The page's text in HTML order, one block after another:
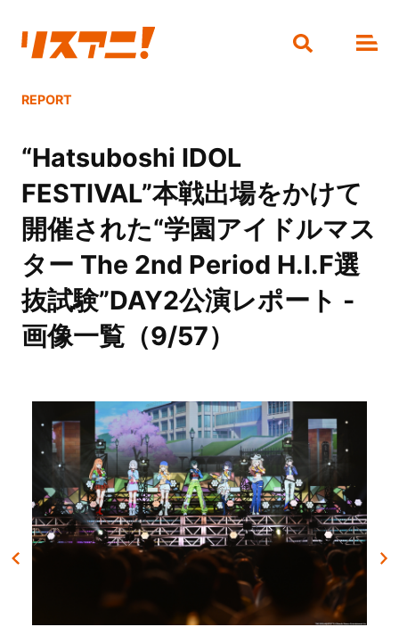
REPORT
“Hatsuboshi IDOL
FESTIVAL”本戦出場をかけて
開催された“学園アイドルマス
ター The 2nd Period H.I.F選
抜試験”DAY2公演レポート -
画像一覧（9/57）